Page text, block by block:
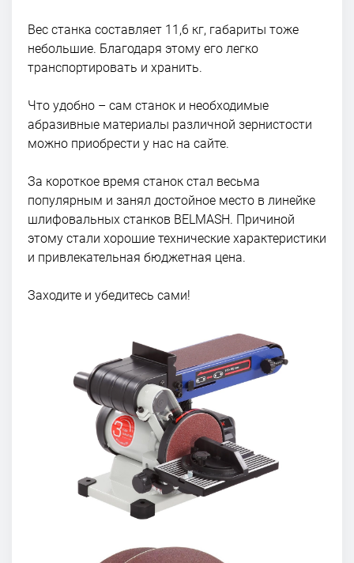
Вес станка составляет 11,6 кг, габариты тоже
небольшие. Благодаря этому его легко
транспортировать и хранить.
Что удобно – сам станок и необходимые
абразивные материалы различной зернистости
можно приобрести у нас на сайте.
За короткое время станок стал весьма
популярным и занял достойное место в линейке
шлифовальных станков BELMASH. Причиной
этому стали хорошие технические характеристики
и привлекательная бюджетная цена.
Заходите и убедитесь сами!